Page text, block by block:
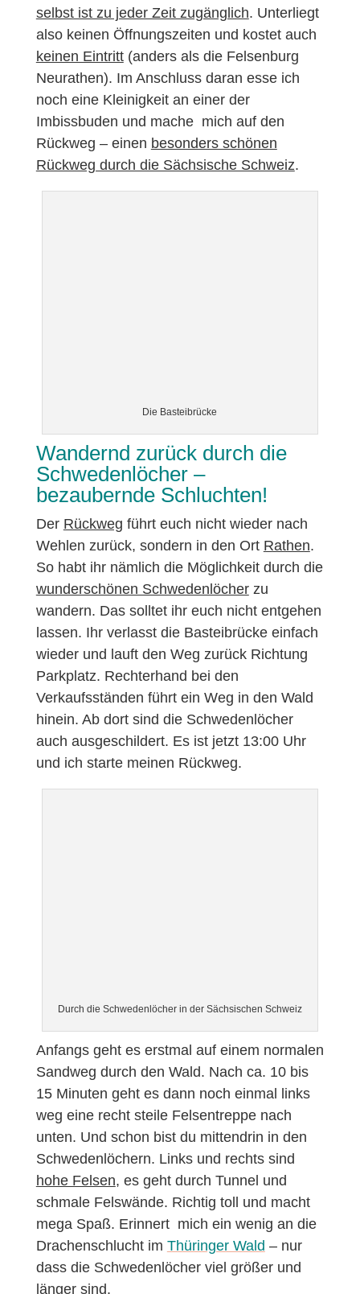
selbst ist zu jeder Zeit zugänglich. Unterliegt
also keinen Öffnungszeiten und kostet auch
keinen Eintritt(anders als die Felsenburg
Neurathen). Im Anschluss daran esse ich
noch eine Kleinigkeit an einer der
Imbissbuden und mache mich auf den
Rückweg – einen besonders schönen
Rückweg durch die Sächsische Schweiz.
Die Basteibrücke
Wandernd zurück durch die
Schwedenlöcher –
bezaubernde Schluchten!
Der Rückweg führt euch nicht wieder nach
Wehlen zurück, sondern in den Ort Rathen.
So habt ihr nämlich die Möglichkeit durch die
wunderschönen Schwedenlöcherzu
wandern. Das solltet ihr euch nicht entgehen
lassen. Ihr verlasst die Basteibrücke einfach
wieder und lauft den Weg zurück Richtung
Parkplatz. Rechterhand bei den
Verkaufsständen führt ein Weg in den Wald
hinein. Ab dort sind die Schwedenlöcher
auch ausgeschildert. Es ist jetzt 13:00 Uhr
und ich starte meinen Rückweg.
Durch die Schwedenlöcher in der Sächsischen Schweiz
Anfangs geht es erstmal auf einem normalen
Sandweg durch den Wald. Nach ca. 10 bis
15 Minuten geht es dann noch einmal links
weg eine recht steile Felsentreppe nach
unten. Und schon bist du mittendrin in den
Schwedenlöchern. Links und rechts sind
hohe Felsen, es geht durch Tunnel und
schmale Felswände. Richtig toll und macht
mega Spaß. Erinnert mich ein wenig an die
Drachenschlucht im Thüringer Wald – nur
dass die Schwedenlöcher viel größer und
länger sind.